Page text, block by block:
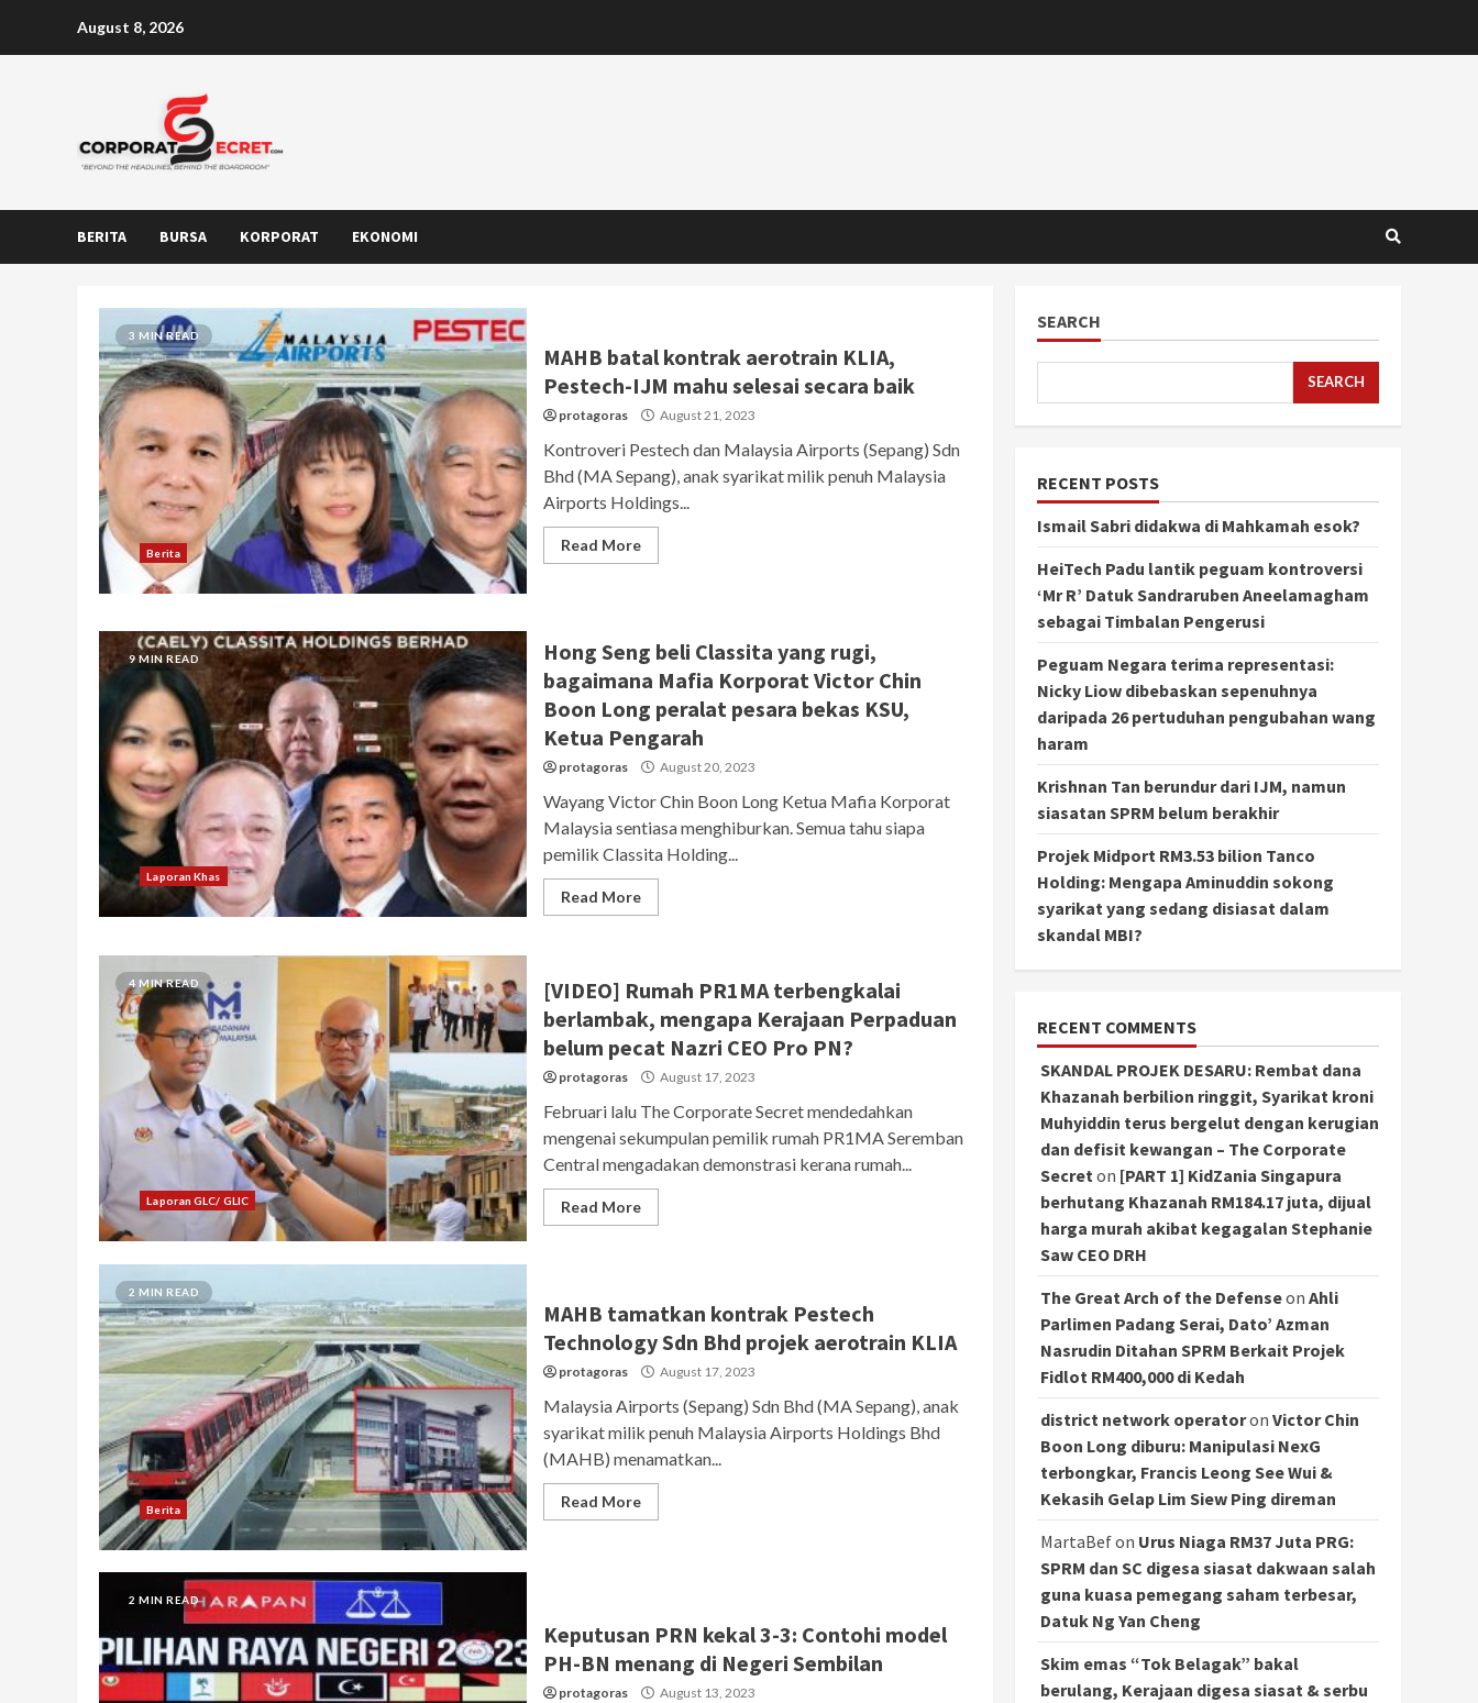
August 8, 2026
BERITA BURSA KORPORAT EKONOMI
3 MIN READ
Berita
MAHB batal kontrak aerotrain KLIA,
Pestech-IJM mahu selesai secara baik
protagoras August 21, 2023
Kontroveri Pestech dan Malaysia Airports (Sepang) Sdn
Bhd (MA Sepang), anak syarikat milik penuh Malaysia
Airports Holdings...
Read More
9 MIN READ
Laporan Khas
Hong Seng beli Classita yang rugi,
bagaimana Mafia Korporat Victor Chin
Boon Long peralat pesara bekas KSU,
Ketua Pengarah
protagoras August 20, 2023
Wayang Victor Chin Boon Long Ketua Mafia Korporat
Malaysia sentiasa menghiburkan. Semua tahu siapa
pemilik Classita Holding...
Read More
4 MIN READ
Laporan GLC/ GLIC
[VIDEO] Rumah PR1MA terbengkalai
berlambak, mengapa Kerajaan Perpaduan
belum pecat Nazri CEO Pro PN?
protagoras August 17, 2023
Februari lalu The Corporate Secret mendedahkan
mengenai sekumpulan pemilik rumah PR1MA Seremban
Central mengadakan demonstrasi kerana rumah...
Read More
2 MIN READ
Berita
MAHB tamatkan kontrak Pestech
Technology Sdn Bhd projek aerotrain KLIA
protagoras August 17, 2023
Malaysia Airports (Sepang) Sdn Bhd (MA Sepang), anak
syarikat milik penuh Malaysia Airports Holdings Bhd
(MAHB) menamatkan...
Read More
2 MIN READ
Keputusan PRN kekal 3-3: Contohi model
PH-BN menang di Negeri Sembilan
protagoras August 13, 2023
SEARCH
SEARCH
RECENT POSTS
Ismail Sabri didakwa di Mahkamah esok?
HeiTech Padu lantik peguam kontroversi
‘Mr R’ Datuk Sandraruben Aneelamagham
sebagai Timbalan Pengerusi
Peguam Negara terima representasi:
Nicky Liow dibebaskan sepenuhnya
daripada 26 pertuduhan pengubahan wang
haram
Krishnan Tan berundur dari IJM, namun
siasatan SPRM belum berakhir
Projek Midport RM3.53 bilion Tanco
Holding: Mengapa Aminuddin sokong
syarikat yang sedang disiasat dalam
skandal MBI?
RECENT COMMENTS
SKANDAL PROJEK DESARU: Rembat dana
Khazanah berbilion ringgit, Syarikat kroni
Muhyiddin terus bergelut dengan kerugian
dan defisit kewangan – The Corporate
Secret on [PART 1] KidZania Singapura
berhutang Khazanah RM184.17 juta, dijual
harga murah akibat kegagalan Stephanie
Saw CEO DRH
The Great Arch of the Defenseon Ahli
Parlimen Padang Serai, Dato’ Azman
Nasrudin Ditahan SPRM Berkait Projek
Fidlot RM400,000 di Kedah
district network operatoron Victor Chin
Boon Long diburu: Manipulasi NexG
terbongkar, Francis Leong See Wui &
Kekasih Gelap Lim Siew Ping direman
MartaBefon Urus Niaga RM37 Juta PRG:
SPRM dan SC digesa siasat dakwaan salah
guna kuasa pemegang saham terbesar,
Datuk Ng Yan Cheng
Skim emas “Tok Belagak” bakal
berulang, Kerajaan digesa siasat & serbu